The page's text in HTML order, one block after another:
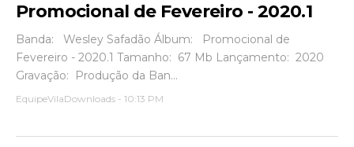
Promocional de Fevereiro - 2020.1
Banda: Wesley Safadão Álbum: Promocional de
Fevereiro - 2020.1 Tamanho: 67 Mb Lançamento: 2020
Gravação: Produção da Ban...
EquipeVilaDownloads - 10:13 PM